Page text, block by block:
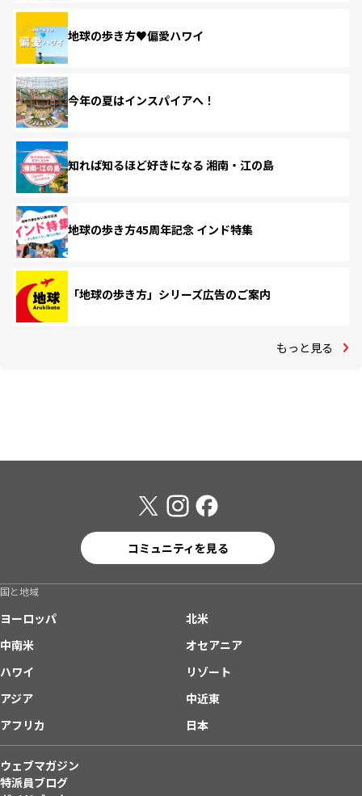
地球の歩き方♥偏愛ハワイ
今年の夏はインスパイアへ！
知れば知るほど好きになる 湘南・江の島
地球の歩き方45周年記念 インド特集
「地球の歩き方」シリーズ広告のご案内
もっと見る
コミュニティを見る
国と地域
ヨーロッパ
北米
中南米
オセアニア
ハワイ
リゾート
アジア
中近東
アフリカ
日本
ウェブマガジン
特派員ブログ